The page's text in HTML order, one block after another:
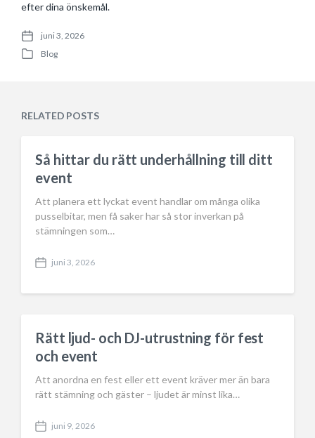
efter dina önskemål.
P
t
juni 3, 2026
P
d
Blog
RELATED POSTS
Så hittar du rätt underhållning till ditt
event
Att planera ett lyckat event handlar om många olika
pusselbitar, men få saker har så stor inverkan på
stämningen som…
P
s
a
t
e
juni 3, 2026
Rätt ljud- och DJ-utrustning för fest
och event
Att anordna en fest eller ett event kräver mer än bara
rätt stämning och gäster – ljudet är minst lika…
P
juni 9, 2026